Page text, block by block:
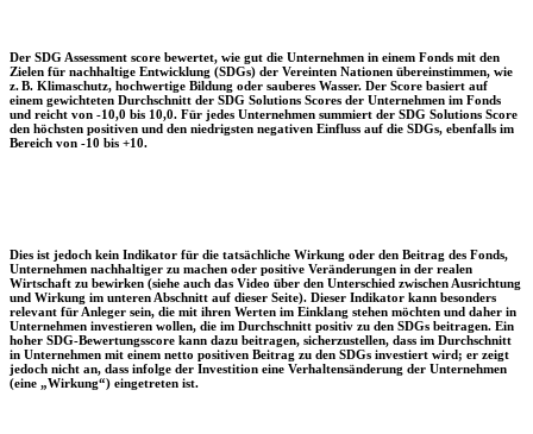
Der SDG Assessment score bewertet, wie gut die Unternehmen in einem Fonds mit den
Zielen für nachhaltige Entwicklung (SDGs) der Vereinten Nationen übereinstimmen, wie
z. B. Klimaschutz, hochwertige Bildung oder sauberes Wasser. Der Score basiert auf
einem gewichteten Durchschnitt der SDG Solutions Scores der Unternehmen im Fonds
und reicht von -10,0 bis 10,0. Für jedes Unternehmen summiert der SDG Solutions Score
den höchsten positiven und den niedrigsten negativen Einfluss auf die SDGs, ebenfalls im
Bereich von -10 bis +10.
Dies ist jedoch kein Indikator für die tatsächliche Wirkung oder den Beitrag des Fonds,
Unternehmen nachhaltiger zu machen oder positive Veränderungen in der realen
Wirtschaft zu bewirken (siehe auch das Video über den Unterschied zwischen Ausrichtung
und Wirkung im unteren Abschnitt auf dieser Seite). Dieser Indikator kann besonders
relevant für Anleger sein, die mit ihren Werten im Einklang stehen möchten und daher in
Unternehmen investieren wollen, die im Durchschnitt positiv zu den SDGs beitragen. Ein
hoher SDG-Bewertungsscore kann dazu beitragen, sicherzustellen, dass im Durchschnitt
in Unternehmen mit einem netto positiven Beitrag zu den SDGs investiert wird; er zeigt
jedoch nicht an, dass infolge der Investition eine Verhaltensänderung der Unternehmen
(eine „Wirkung“) eingetreten ist.